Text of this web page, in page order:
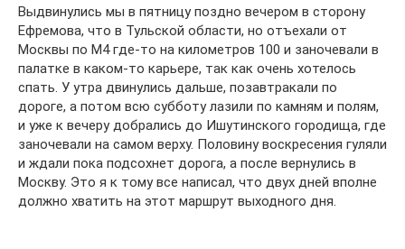
Выдвинулись мы в пятницу поздно вечером в сторону
Ефремова, что в Тульской области, но отъехали от
Москвы по М4 где-то на километров 100 и заночевали в
палатке в каком-то карьере, так как очень хотелось
спать. У утра двинулись дальше, позавтракали по
дороге, а потом всю субботу лазили по камням и полям,
и уже к вечеру добрались до Ишутинского городища, где
заночевали на самом верху. Половину воскресения гуляли
и ждали пока подсохнет дорога, а после вернулись в
Москву. Это я к тому все написал, что двух дней вполне
должно хватить на этот маршрут выходного дня.